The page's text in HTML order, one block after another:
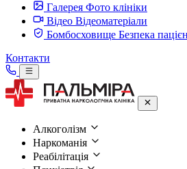
Галерея Фото клініки
Відео Відеоматеріали
Бомбосховище Безпека
Контакти
Алкоголізм
Наркоманія
Реабілітація